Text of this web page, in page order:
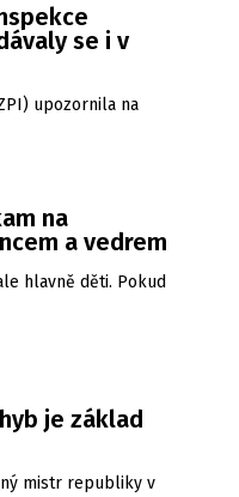
se i v
upozornila na
na
a vedrem
hlavně děti. Pokud
je základ
mistr republiky v